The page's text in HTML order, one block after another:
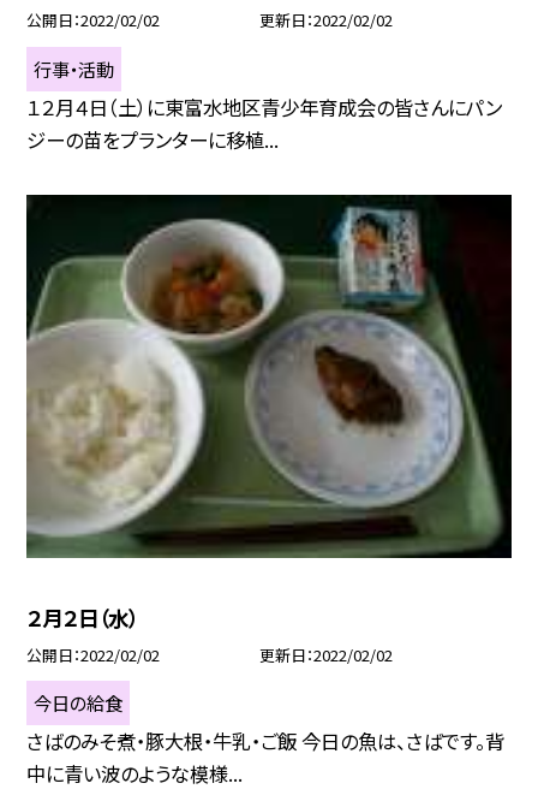
公開日 2022/02/02 更新日 2022/02/02
行事・活動
１２月４日（土）に東富水地区青少年育成会の皆さんにパン
ジーの苗をプランターに移植...
２月２日（水）
公開日 2022/02/02 更新日 2022/02/02
今日の給食
さばのみそ煮・豚大根・牛乳・ご飯 今日の魚は、さばです。背
中に青い波のような模様...